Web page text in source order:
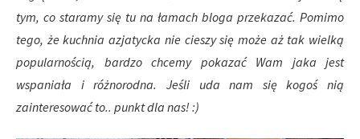
tym, co staramy się tu na łamach bloga przekazać. Pomimo
tego, że kuchnia azjatycka nie cieszy się może aż tak wielką
popularnością, bardzo chcemy pokazać Wam jaka jest
wspaniała i różnorodna. Jeśli uda nam się kogoś nią
zainteresować to.. punkt dla nas! :)